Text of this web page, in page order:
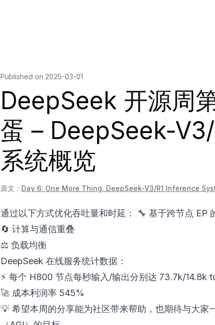
Published on 2025-03-01
DeepSeek 开源周
蛋 – DeepSeek-V3/
系统概览
原文： Day 6: One More Thing, DeepSeek-V3/R1 Inference
通过以下方式优化吞吐量和时延： 🔧 基于跨节点 EP
🔄 计算与通信重叠
⚖ 负载均衡
DeepSeek 在线服务统计数据：
⚡ 每个 H800 节点每秒输入/输出分别达 73.7k/14.8k
🚀 成本利润率 545%
💡 希望本周的分享能为社区带来帮助，也期待与大家